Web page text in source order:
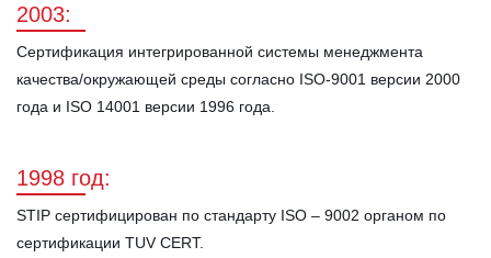
2003:
Сертификация интегрированной системы менеджмента
качества/окружающей среды согласно ISO-9001 версии 2000
года и ISO 14001 версии 1996 года.
1998 год:
STIP сертифицирован по стандарту ISO – 9002 органом по
сертификации TUV CERT.